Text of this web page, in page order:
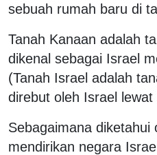
sebuah rumah baru di
Tanah Kanaan adalah
dikenal sebagai Israel
(Tanah Israel adalah
direbut oleh Israel
Sebagaimana diketahui
mendirikan negara